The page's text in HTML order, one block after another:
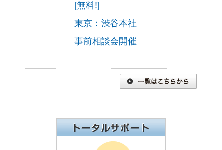
[無料!]
東京：渋谷本社
事前相談会開催